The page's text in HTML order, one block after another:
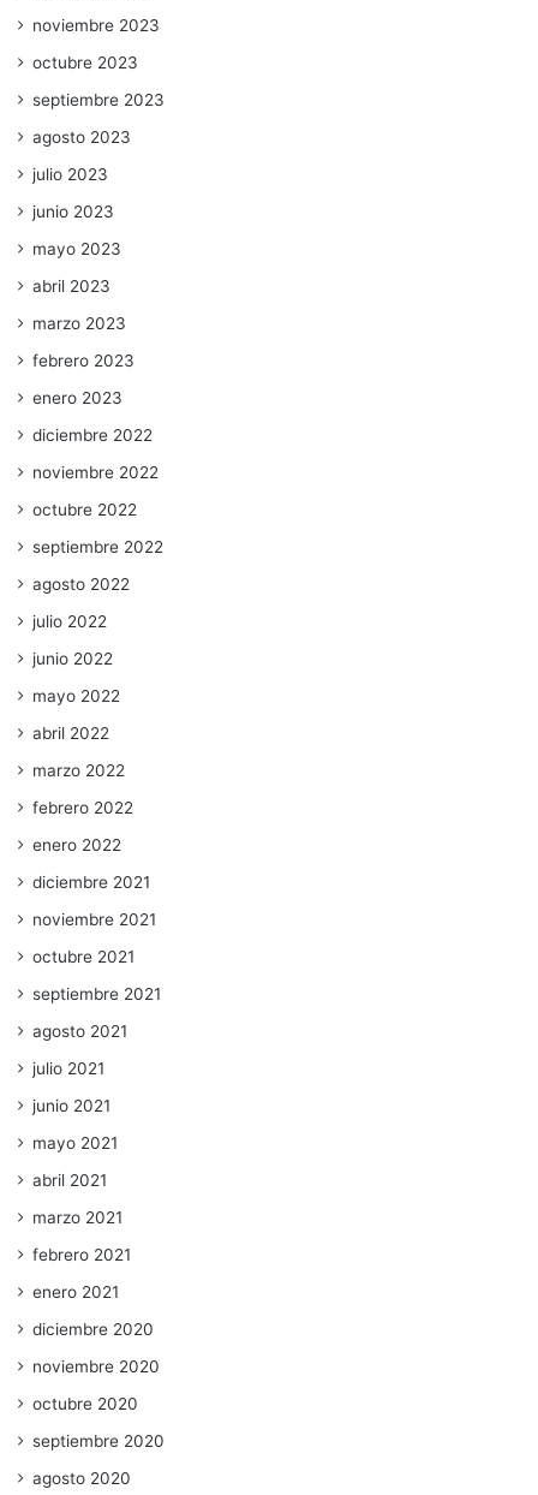
noviembre 2023
octubre 2023
septiembre 2023
agosto 2023
julio 2023
junio 2023
mayo 2023
abril 2023
marzo 2023
febrero 2023
enero 2023
diciembre 2022
noviembre 2022
octubre 2022
septiembre 2022
agosto 2022
julio 2022
junio 2022
mayo 2022
abril 2022
marzo 2022
febrero 2022
enero 2022
diciembre 2021
noviembre 2021
octubre 2021
septiembre 2021
agosto 2021
julio 2021
junio 2021
mayo 2021
abril 2021
marzo 2021
febrero 2021
enero 2021
diciembre 2020
noviembre 2020
octubre 2020
septiembre 2020
agosto 2020